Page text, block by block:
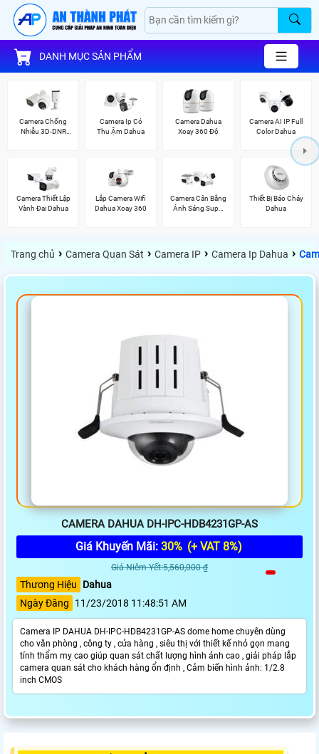
DANH MỤC SẢN PHẨM
Camera Chống
Nhiễu 3D-DNR
Camera Ip Có
Thu Ậm Dahua
Camera Dahua
Xoay 360 Độ
Camera AI IP Full
Color Dahua
Camera Thiết Lập
Vành Đai Dahua
Lắp Camera Wifi
Dahua Xoay 360
Camera Cân Bằng
Ánh Sáng Super
Thiết Bị Báo Cháy
Dahua
Trang chủ › Camera Quan Sát › Camera IP › Camera Ip Dahua ›
CAMERA DAHUA DH-IPC-HDB4231GP-AS
Giá Khuyến Mãi: 30% (+ VAT 8%)
Giá Niêm Yết:5,560,000 ₫
Thương Hiệu
Dahua
Ngày Đăng
11/23/2018 11:48:51 AM
Camera IP DAHUA DH-IPC-HDB4231GP-AS dome home chuyên dùng
cho văn phòng , công ty , cửa hàng , siêu thị với thiết kế nhỏ gọn mang
tính thẩm mỵ cao giúp quan sát chất lượng hình ảnh cao , giải pháp lắp
camera quan sát cho khách hàng ổn định , Cảm biến hình ảnh: 1/2.8
inch CMOS